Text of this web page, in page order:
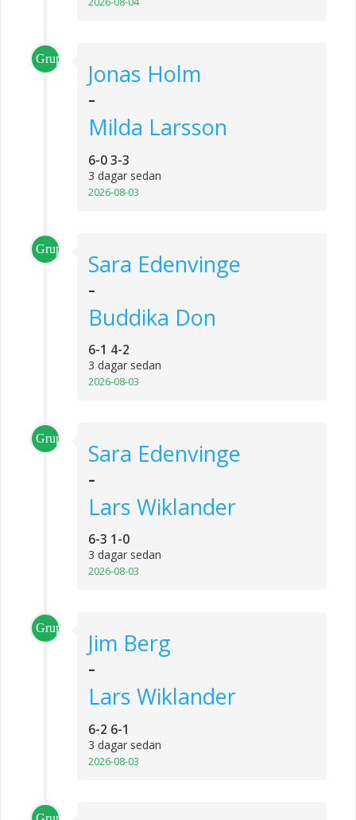
Grupp_4
Jonas Holm
-
Milda Larsson
6-0 3-3
3 dagar sedan
2026-08-03
Grupp_3
Sara Edenvinge
-
Buddika Don
6-1 4-2
3 dagar sedan
2026-08-03
Grupp_3
Sara Edenvinge
-
Lars Wiklander
6-3 1-0
3 dagar sedan
2026-08-03
Grupp_3
Jim Berg
-
Lars Wiklander
6-2 6-1
3 dagar sedan
2026-08-03
Grupp_2